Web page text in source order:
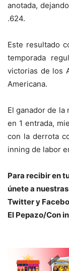
anotada,
.624.
Este resultado
temporada
victorias de los
Americana.
El ganador de la
en 1 entrada,
con la derrota
inning de labor
Para recibir en
únete a
Twitter y
El Pepazo/Con